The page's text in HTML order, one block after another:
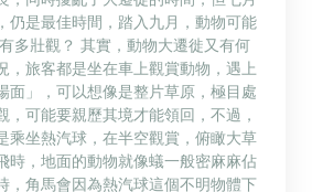
仍是最佳時間，踏入九月，動物可能
多壯觀？ 其實，動物大遷徙又有何
，旅客都是坐在車上觀賞動物，遇上
面」，可以想像是整片草原，極目處
，可能要親歷其境才能領回，不過，
乘坐熱汽球，在半空觀賞，俯瞰大草
時，地面的動物就像蟻一般密麻麻佔
，角馬會因為熱汽球這個不明物體下